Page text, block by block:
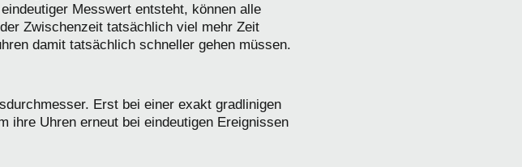
Messwert entsteht, können alle
Zwischenzeit tatsächlich viel mehr Zeit
damit tatsächlich schneller gehen müssen.
Erst bei einer exakt gradlinigen
ihre Uhren erneut bei eindeutigen Ereignissen